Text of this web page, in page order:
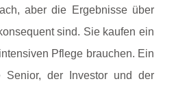
aber die Ergebnisse über
sind. Sie kaufen ein
Pflege brauchen. Ein
Senior, der Investor und der